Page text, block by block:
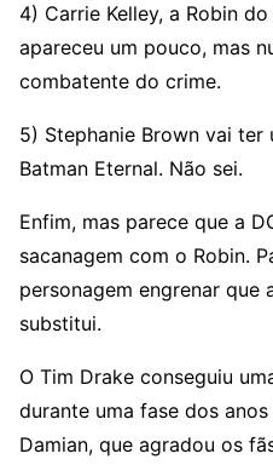
4) Carrie Kelley, a Robin
apareceu um pouco, mas
combatente do crime.
5) Stephanie Brown vai ter
Batman Eternal. Não sei.
Enfim, mas parece que a
sacanagem com o Robin.
personagem engrenar que
substitui.
O Tim Drake conseguiu
durante uma fase dos
Damian, que agradou os